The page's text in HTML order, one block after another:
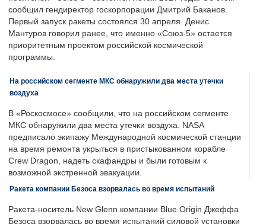
сообщил гендиректор госкорпорации Дмитрий Баканов.
Первый запуск ракеты состоялся 30 апреля. Денис
Мантуров говорил ранее, что именно «Союз-5» остается
приоритетным проектом российской космической
программы.
На российском сегменте МКС обнаружили два места утечки
воздуха
В «Роскосмосе» сообщили, что на российском сегменте
МКС обнаружили два места утечки воздуха. NASA
предписало экипажу Международной космической станции
на время ремонта укрыться в пристыкованном корабле
Crew Dragon, надеть скафандры и были готовым к
возможной экстренной эвакуации.
Ракета компании Безоса взорвалась во время испытаний
Ракета-носитель New Glenn компании Blue Origin Джеффа
Безоса взорвалась во время испытаний силовой установки